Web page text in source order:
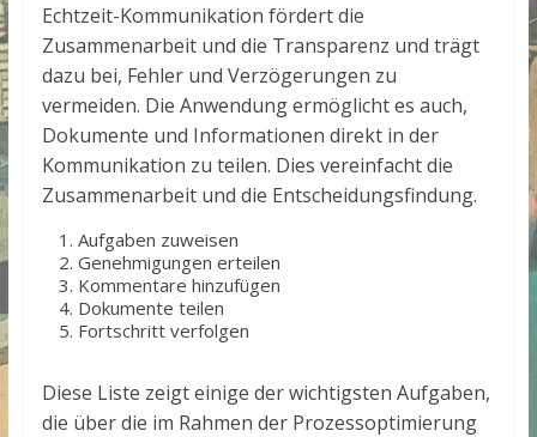
Echtzeit-Kommunikation fördert die
Zusammenarbeit und die Transparenz und trägt
dazu bei, Fehler und Verzögerungen zu
vermeiden. Die Anwendung ermöglicht es auch,
Dokumente und Informationen direkt in der
Kommunikation zu teilen. Dies vereinfacht die
Zusammenarbeit und die Entscheidungsfindung.
Aufgaben zuweisen
Genehmigungen erteilen
Kommentare hinzufügen
Dokumente teilen
Fortschritt verfolgen
Diese Liste zeigt einige der wichtigsten Aufgaben,
die über die im Rahmen der Prozessoptimierung